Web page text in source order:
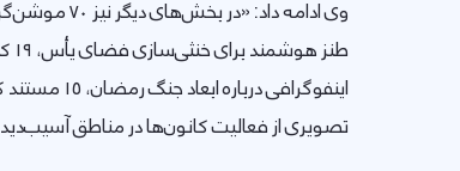
تصویری از فعالیت کانون‌ها در مناطق